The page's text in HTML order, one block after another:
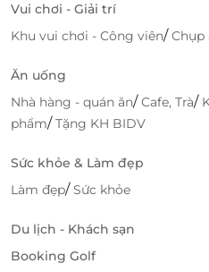
Đội ngũ nhân viên phục
Boutique Đà Lạt hứa hẹn
Vui chơi - Giải trí
Khu vui chơi - Công viên/Chụp
Ăn uống
Nhà hàng - quán ăn/Cafe, Trà/
phẩm/Tặng KH BIDV
Sức khỏe & Làm đẹp
Làm đẹp/Sức khỏe
Du lịch - Khách sạn
Booking Golf